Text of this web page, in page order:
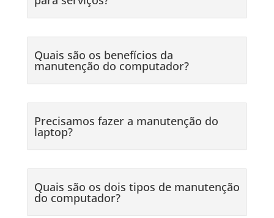
Quais são os benefícios da
manutenção do computador?
Precisamos fazer a manutenção do
laptop?
Quais são os dois tipos de manutenção
do computador?